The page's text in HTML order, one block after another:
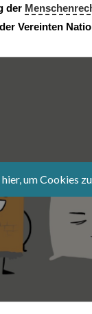
der
Vereinten
um Cookies